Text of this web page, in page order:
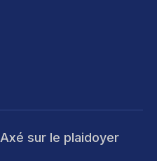
Axé sur le plaidoyer